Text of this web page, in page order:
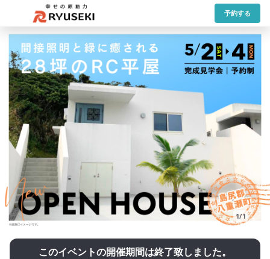
予約する
1/1
このイベントの開催期間は終了致しました。